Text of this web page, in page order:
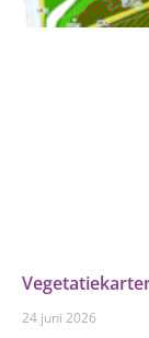
24 juni 2026